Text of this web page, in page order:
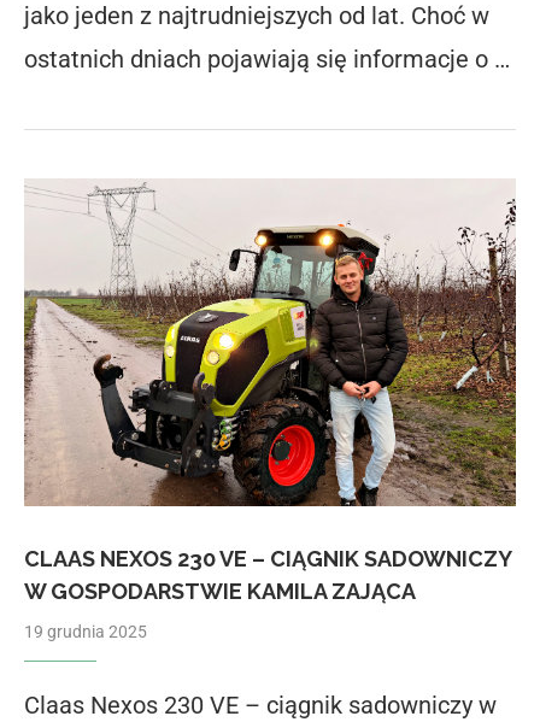
jako jeden z najtrudniejszych od lat. Choć w
ostatnich dniach pojawiają się informacje o …
CLAAS NEXOS 230 VE – CIĄGNIK SADOWNICZY
W GOSPODARSTWIE KAMILA ZAJĄCA
19 grudnia 2025
Claas Nexos 230 VE – ciągnik sadowniczy w